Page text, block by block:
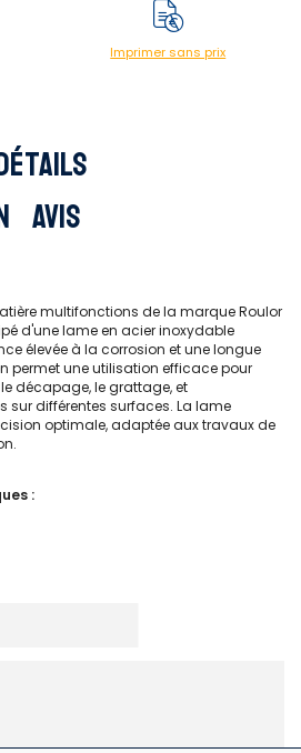
Imprimer sans prix
Avis
multifonctions de la marque Roulor
d'une lame en acier inoxydable
élevée à la corrosion et une longue
permet une utilisation efficace pour
décapage, le grattage, et
sur différentes surfaces. La lame
optimale, adaptée aux travaux de
: